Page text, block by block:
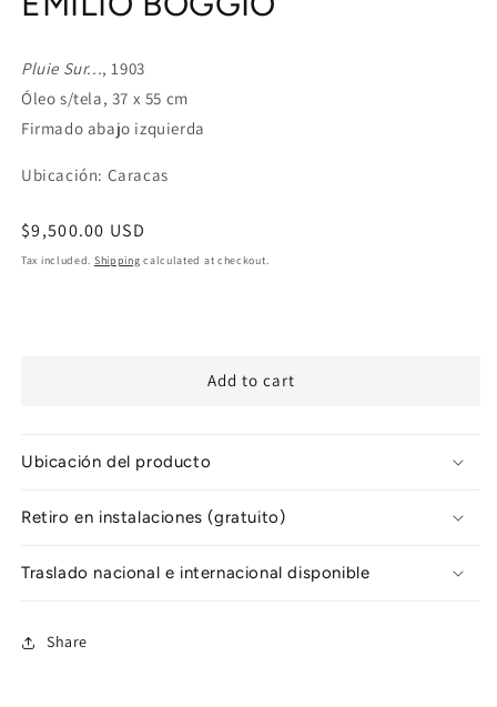
modal
Pluie Sur..., 1903
Óleo s/tela, 37 x 55 cm
Firmado abajo izquierda
Ubicación: Caracas
Regular
price
$9,500.00 USD
Tax included. Shipping calculated at checkout.
Add to cart
Ubicación del producto
Retiro en instalaciones (gratuito)
Traslado nacional e internacional disponible
Share